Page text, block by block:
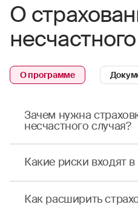
О
О программе
Зачем нужна
несчастного случая?
случаев в
трудную минуту и
бюджет от
Какие риски входят
необходимые риски —
Как расширить